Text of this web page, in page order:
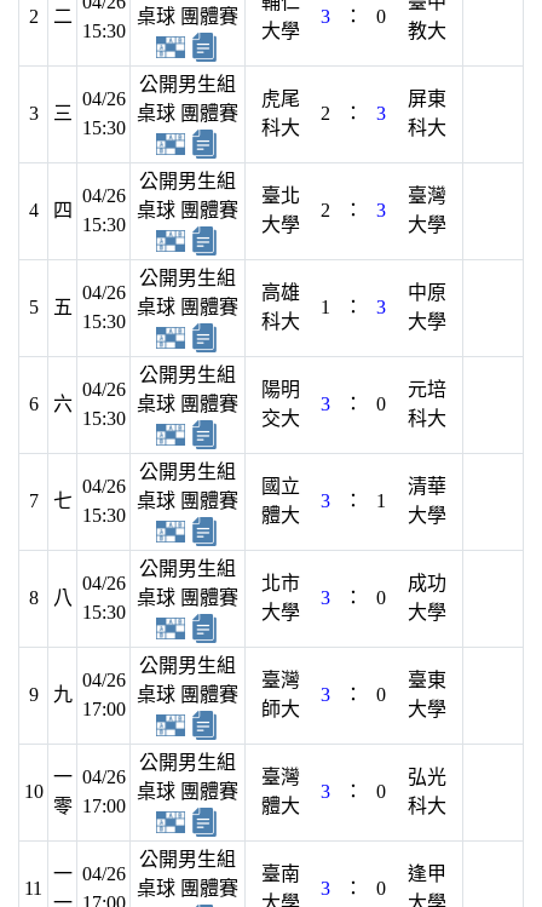
2 二
15:30
桌球 團體賽
大學
3 ： 0
教大
3 三
04/26
15:30
公開男生組
桌球 團體賽
虎尾
科大
2 ： 3
屏東
科大
4 四
04/26
15:30
公開男生組
桌球 團體賽
臺北
大學
2 ： 3
臺灣
大學
5 五
04/26
15:30
公開男生組
桌球 團體賽
高雄
科大
1 ： 3
中原
大學
6 六
04/26
15:30
公開男生組
桌球 團體賽
陽明
交大
3 ： 0
元培
科大
7 七
04/26
15:30
公開男生組
桌球 團體賽
國立
體大
3 ： 1
清華
大學
8 八
04/26
15:30
公開男生組
桌球 團體賽
北市
大學
3 ： 0
成功
大學
9 九
04/26
17:00
公開男生組
桌球 團體賽
臺灣
師大
3 ： 0
臺東
大學
10
一
零
04/26
17:00
公開男生組
桌球 團體賽
臺灣
體大
3 ： 0
弘光
科大
11
一
一
04/26
17:00
公開男生組
桌球 團體賽
臺南
大學
3 ： 0
逢甲
大學